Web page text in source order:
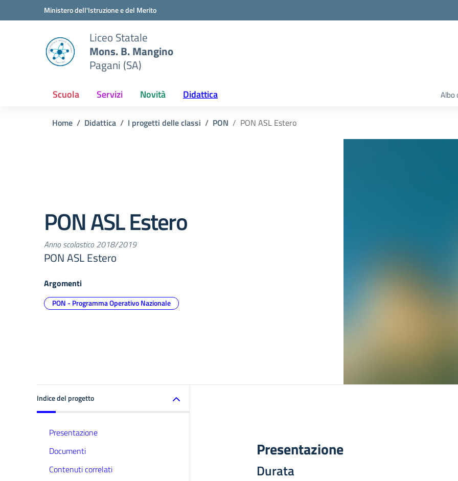
Vai ai contenuti
Vai al menu di navigazioneMinistero dell'Istruzione e del Merito
Liceo Statale
Mons. B. Mangino
Pagani (SA)
Scuola Servizi Novità Didattica Albo
Home Didattica I progetti delle classi PON PON ASL Estero
PON ASL Estero
Anno scolastico 2018/2019
PON ASL Estero
Argomenti
PON - Programma Operativo Nazionale
Indice del progetto
Presentazione
Documenti
Contenuti correlati
Presentazione
Durata